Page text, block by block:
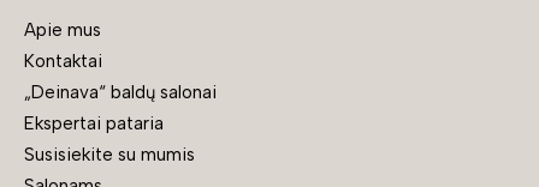
Apie mus
Kontaktai
„Deinava“ baldų salonai
Ekspertai pataria
Susisiekite su mumis